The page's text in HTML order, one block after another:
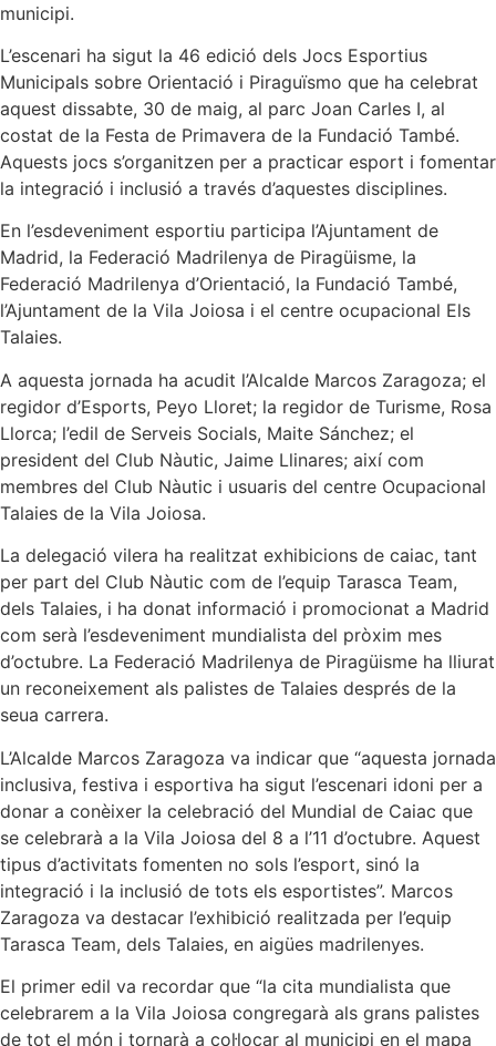
municipi.
L’escenari ha sigut la 46 edició dels Jocs Esportius
Municipals sobre Orientació i Piraguïsmo que ha celebrat
aquest dissabte, 30 de maig, al parc Joan Carles I, al
costat de la Festa de Primavera de la Fundació També.
Aquests jocs s’organitzen per a practicar esport i fomentar
la integració i inclusió a través d’aquestes disciplines.
En l’esdeveniment esportiu participa l’Ajuntament de
Madrid, la Federació Madrilenya de Piragüisme, la
Federació Madrilenya d’Orientació, la Fundació També,
l’Ajuntament de la Vila Joiosa i el centre ocupacional Els
Talaies.
A aquesta jornada ha acudit l’Alcalde Marcos Zaragoza; el
regidor d’Esports, Peyo Lloret; la regidor de Turisme, Rosa
Llorca; l’edil de Serveis Socials, Maite Sánchez; el
president del Club Nàutic, Jaime Llinares; així com
membres del Club Nàutic i usuaris del centre Ocupacional
Talaies de la Vila Joiosa.
La delegació vilera ha realitzat exhibicions de caiac, tant
per part del Club Nàutic com de l’equip Tarasca Team,
dels Talaies, i ha donat informació i promocionat a Madrid
com serà l’esdeveniment mundialista del pròxim mes
d’octubre. La Federació Madrilenya de Piragüisme ha lliurat
un reconeixement als palistes de Talaies després de la
seua carrera.
L’Alcalde Marcos Zaragoza va indicar que “aquesta jornada
inclusiva, festiva i esportiva ha sigut l’escenari idoni per a
donar a conèixer la celebració del Mundial de Caiac que
se celebrarà a la Vila Joiosa del 8 a l’11 d’octubre. Aquest
tipus d’activitats fomenten no sols l’esport, sinó la
integració i la inclusió de tots els esportistes”. Marcos
Zaragoza va destacar l’exhibició realitzada per l’equip
Tarasca Team, dels Talaies, en aigües madrilenyes.
El primer edil va recordar que “la cita mundialista que
celebrarem a la Vila Joiosa congregarà als grans palistes
de tot el món i tornarà a col·locar al municipi en el mapa